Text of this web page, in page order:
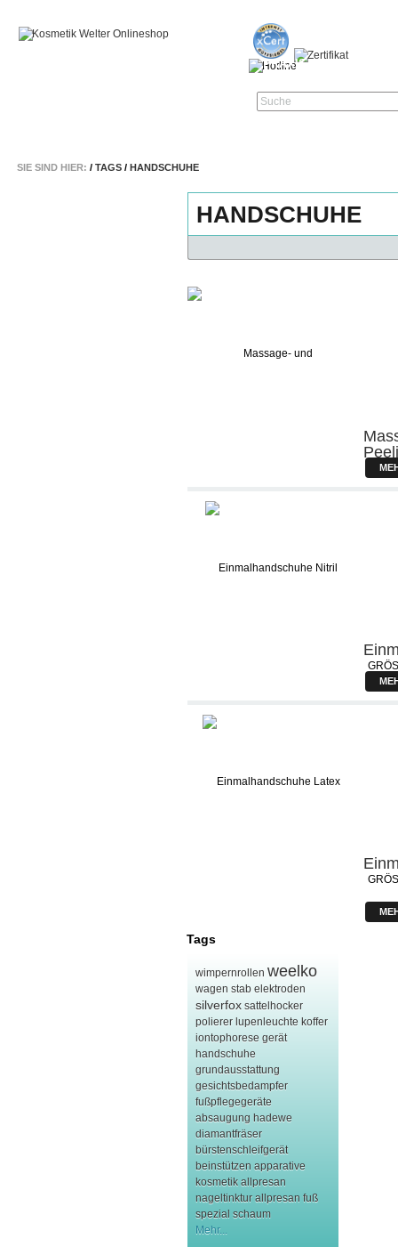
PRAXIS-HYGIENE
Suche
SIE SIND HIER: /TAGS /HANDSCHUHE
HANDSCHUHE
Tags
wimpernrollen weelko
wagen stab elektroden
silverfox sattelhocker
polierer lupenleuchte koffer
iontophorese gerät
handschuhe
grundausstattung
gesichtsbedampfer
fußpflegegeräte
absaugung hadewe
diamantfräser
bürstenschleifgerät
beinstützen apparative
kosmetik allpresan
nageltinktur allpresan fuß
spezial schaum
Mehr...